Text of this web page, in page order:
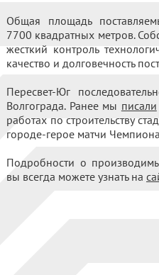
Общая площадь
7700 квадратных метров.
жесткий контроль
качество и долговечность
Пересвет-Юг
Волгограда. Ранее мы писали
работах по строительству
городе-герое матчи
Подробности о
вы всегда можете узнать на